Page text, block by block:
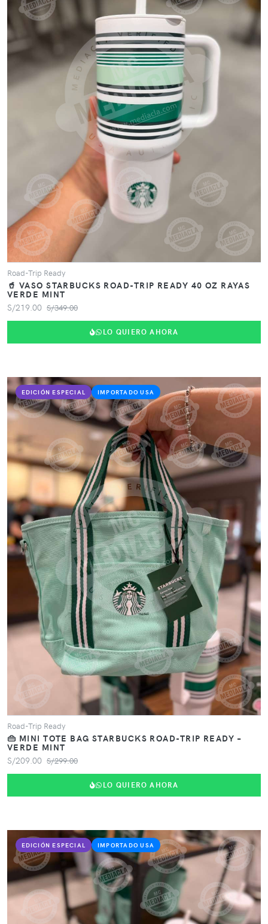
VER PRODUCTO
Road-Trip Ready
🥤 VASO STARBUCKS ROAD-TRIP READY 40 OZ RAYAS
VERDE MINT
S/219.00 S/349.00
LO QUIERO AHORA
EDICIÓN ESPECIAL IMPORTADO USA
VER PRODUCTO
Road-Trip Ready
👜 MINI TOTE BAG STARBUCKS ROAD-TRIP READY –
VERDE MINT
S/209.00 S/299.00
LO QUIERO AHORA
EDICIÓN ESPECIAL IMPORTADO USA